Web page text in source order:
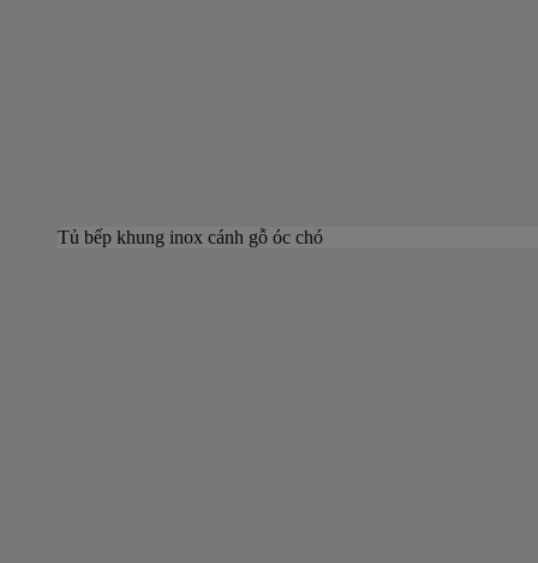
Tủ bếp khung inox cánh gỗ óc chó